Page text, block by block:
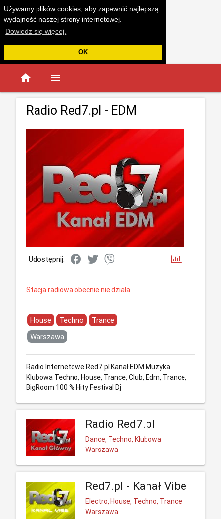
Używamy plików cookies, aby zapewnić najlepszą
wydajność naszej strony internetowej.
Dowiedz się więcej.
OK
home menu
Radio Red7.pl - EDM
Udostępnij:
Stacja radiowa obecnie nie działa.
House Techno
Trance
Warszawa
Radio Internetowe Red7.pl Kanał EDM Muzyka
Klubowa Techno, House, Trance, Club, Edm, Trance,
BigRoom 100 % Hity Festival Dj
Radio Red7.pl
Dance, Techno, Klubowa
Warszawa
Red7.pl - Kanał Vibe
Electro, House, Techno, Trance
Warszawa